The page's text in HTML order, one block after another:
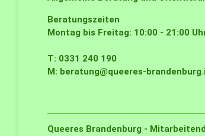
Beratungszeiten
Montag bis Freitag: 10:00 - 21:00
T: 0331 240 190
M: beratung@queeres-
Queeres Brandenburg -